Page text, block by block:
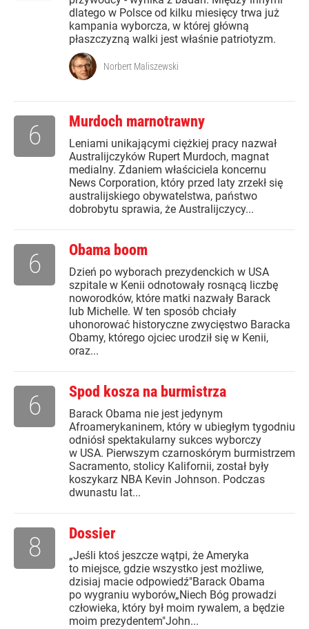
dlatego w Polsce od kilku miesięcy trwa już
kampania wyborcza, w której główną
płaszczyzną walki jest właśnie patriotyzm.
Norbert Maliszewski
Murdoch marnotrawny
Leniami unikającymi ciężkiej pracy nazwał
Australijczyków Rupert Murdoch, magnat
medialny. Zdaniem właściciela koncernu
News Corporation, który przed laty zrzekł się
australijskiego obywatelstwa, państwo
dobrobytu sprawia, że Australijczycy...
6
Obama boom
Dzień po wyborach prezydenckich w USA
szpitale w Kenii odnotowały rosnącą liczbę
noworodków, które matki nazwały Barack
lub Michelle. W ten sposób chciały
uhonorować historyczne zwycięstwo Baracka
Obamy, którego ojciec urodził się w Kenii,
oraz...
6
Spod kosza na burmistrza
Barack Obama nie jest jedynym
Afroamerykaninem, który w ubiegłym tygodniu
odniósł spektakularny sukces wyborczy
w USA. Pierwszym czarnoskórym burmistrzem
Sacramento, stolicy Kalifornii, został były
koszykarz NBA Kevin Johnson. Podczas
dwunastu lat...
6
Dossier
„Jeśli ktoś jeszcze wątpi, że Ameryka
to miejsce, gdzie wszystko jest możliwe,
dzisiaj macie odpowiedź"Barack Obama
po wygraniu wyborów„Niech Bóg prowadzi
człowieka, który był moim rywalem, a będzie
moim prezydentem"John...
8